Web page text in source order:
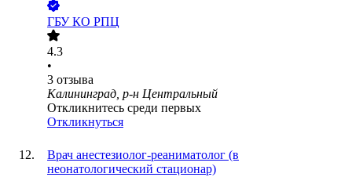
ГБУ КО РПЦ
4.3
•
3 отзыва
Калининград, р-н Центральный
Откликнитесь среди первых
Откликнуться
Врач анестезиолог-реаниматолог (в
неонатологический стационар)